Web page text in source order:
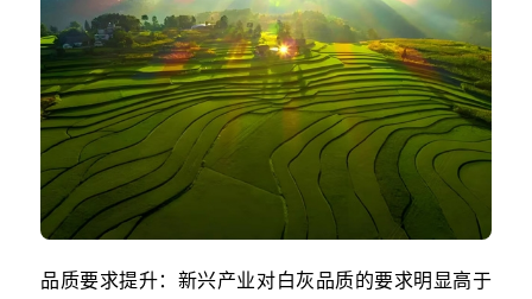
品质要求提升：新兴产业对白灰品质的要求明显高于